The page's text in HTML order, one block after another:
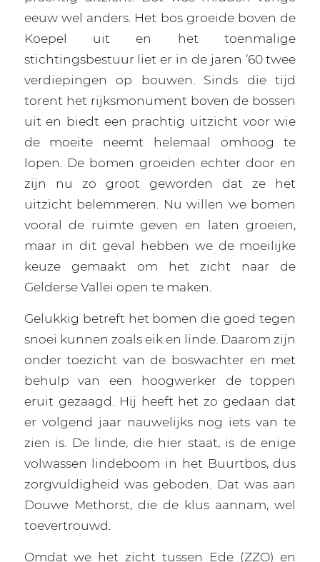
eeuw wel anders. Het bos groeide boven de
Koepel uit en het toenmalige
stichtingsbestuur liet er in de jaren ’60 twee
verdiepingen op bouwen. Sinds die tijd
torent het rijksmonument boven de bossen
uit en biedt een prachtig uitzicht voor wie
de moeite neemt helemaal omhoog te
lopen. De bomen groeiden echter door en
zijn nu zo groot geworden dat ze het
uitzicht belemmeren. Nu willen we bomen
vooral de ruimte geven en laten groeien,
maar in dit geval hebben we de moeilijke
keuze gemaakt om het zicht naar de
Gelderse Vallei open te maken.
Gelukkig betreft het bomen die goed tegen
snoei kunnen zoals eik en linde. Daarom zijn
onder toezicht van de boswachter en met
behulp van een hoogwerker de toppen
eruit gezaagd. Hij heeft het zo gedaan dat
er volgend jaar nauwelijks nog iets van te
zien is. De linde, die hier staat, is de enige
volwassen lindeboom in het Buurtbos, dus
zorgvuldigheid was geboden. Dat was aan
Douwe Methorst, die de klus aannam, wel
toevertrouwd.
Omdat we het zicht tussen Ede (ZZO) en